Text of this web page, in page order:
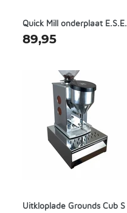
Quick Mill onderplaat E.S.E.
89,95
Uitkloplade Grounds Cub S